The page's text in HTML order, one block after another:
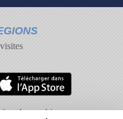
visites
des cookies